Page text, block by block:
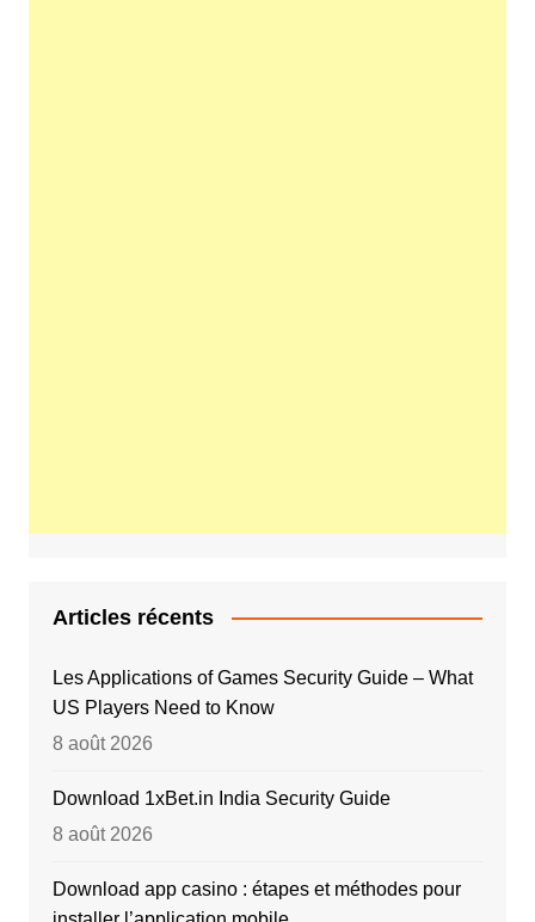
Articles récents
Les Applications of Games Security Guide – What
US Players Need to Know
8 août 2026
Download 1xBet.in India Security Guide
8 août 2026
Download app casino : étapes et méthodes pour